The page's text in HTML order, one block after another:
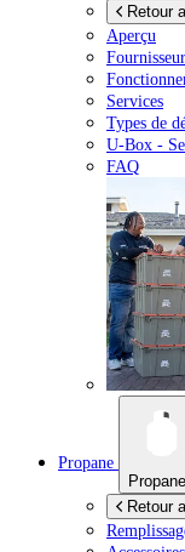
Retour
Aperçu
Services
Types de
U-Box -
FAQ
Propane
Propane
Retour